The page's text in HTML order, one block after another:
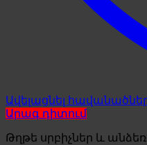
Ավելացնել
Արագ դիտում
Թղթե սրբիչներ և